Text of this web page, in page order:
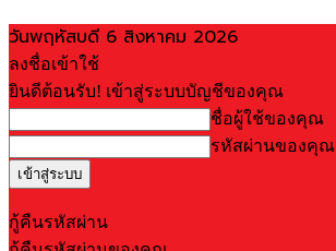
วันพฤหัสบดี 6 สิงหาคม 2026
ลงชื่อเข้าใช้
ยินดีต้อนรับ! เข้าสู่ระบบบัญชีของคุณ
ชื่อผู้ใช้ของคุณ
รหัสผ่านของคุณ
กู้คืนรหัสผ่าน